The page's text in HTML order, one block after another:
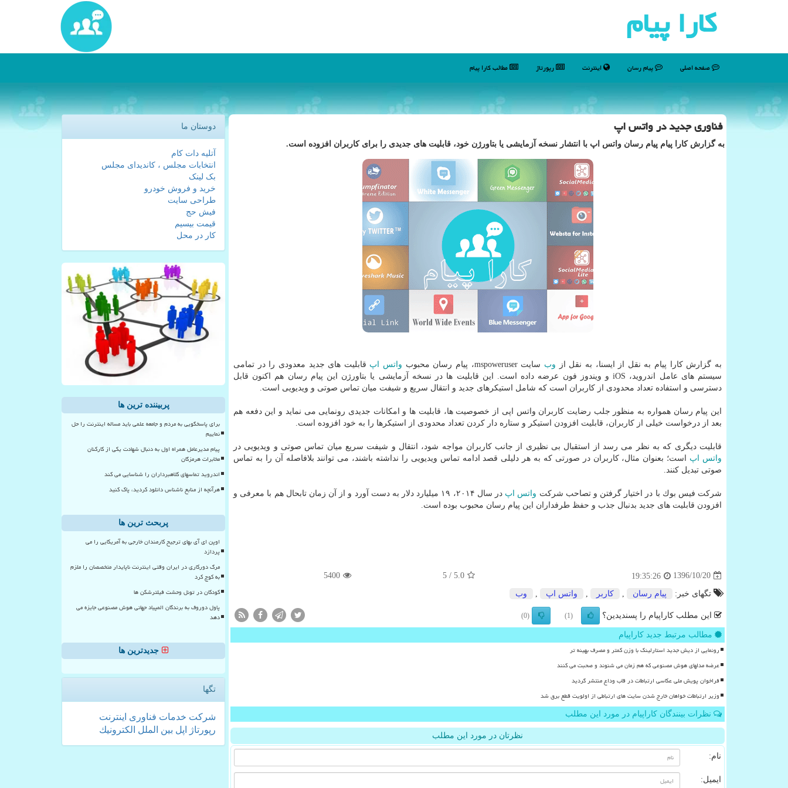
كارا پیام
صفحه اصلی پیام رسان اینترنت رپورتاژ مطالب كارا پیام
فناوری جدید در واتس اپ
به گزارش كارا پیام پیام رسان واتس اپ با انتشار نسخه آزمایشی یا بتاورژن خود، قابلیت های جدیدی را برای كاربران افزوده است.
به گزارش كارا پیام به نقل از ایسنا، به نقل از وب سایت mspoweruser، پیام رسان محبوب واتس اپ قابلیت های جدید معدودی را در تمامی
سیستم های عامل اندروید، iOS و ویندوز فون عرضه داده است. این قابلیت ها در نسخه آزمایشی یا بتاورژن این پیام رسان هم اكنون قابل
دسترسی و استفاده تعداد محدودی از كاربران است كه شامل استیكرهای جدید و انتقال سریع و شیفت میان تماس صوتی و ویدیویی است.
این پیام رسان همواره به منظور جلب رضایت كاربران واتس اپی از خصوصیت ها، قابلیت ها و امكانات جدیدی رونمایی می نماید و این دفعه هم
بعد از درخواست خیلی از كاربران، قابلیت افزودن استیكر و ستاره دار كردن تعداد محدودی از استیكرها را به خود افزوده است.
قابلیت دیگری كه به نظر می رسد از استقبال بی نظیری از جانب كاربران مواجه شود، انتقال و شیفت سریع میان تماس صوتی و ویدیویی در
واتس اپ است؛ بعنوان مثال، كاربران در صورتی كه به هر دلیلی قصد ادامه تماس ویدیویی را نداشته باشند، می توانند بلافاصله آن را به تماس
صوتی تبدیل كنند.
شركت فیس بوك با در اختیار گرفتن و تصاحب شركت واتس اپ
در سال ۲۰۱۴، ۱۹ میلیارد دلار به دست آورد و از آن زمان تابحال هم با معرفی و
افزودن قابلیت های جدید بدنبال جذب و حفظ طرفداران این پیام رسان محبوب بوده است.
1396/10/20
19:35:26
5.0
/ 5
5400
تگهای خبر: پیام رسان كاربر واتس اپ وب
این مطلب کاراپیام را پسندیدین؟ (1)
(0)
مطالب مرتبط جدید کاراپیام
رونمایی از دیش جدید استارلینک با وزن کمتر و مصرف بهینه تر
عرضه مدلهای هوش مصنوعی که هم زمان می شنوند و صحبت می کنند
فراخوان پویش ملی عکاسی ارتباطات در قاب وداع منتشر گردید
وزیر ارتباطات خواهان خارج شدن سایت های ارتباطی از اولویت قطع برق شد
نظرات بینندگان کاراپیام در مورد این مطلب
نظرتان در مورد این مطلب
نام:
ایمیل:
دوستان ما
آتلیه دات کام
انتخابات مجلس ، کاندیدای مجلس
بک لینک
خرید و فروش خودرو
طراحی سایت
فیش حج
قیمت بیسیم
کار در محل
پربیننده ترین ها
برای پاسخگویی به مردم و جامعه علمی باید مساله اینترنت را حل
نماییم
پیام مدیرعامل همراه اول به دنبال شهادت یکی از کارکنان
مخابرات هرمزگان
اندروید تماسهای کلاهبرداران را شناسایی می کند
هرآنچه از منابع ناشناس دانلود کردید، پاک کنید
پربحث ترین ها
اوپن ای آی بهای ترجیح کارمندان خارجی به آمریکایی را می
پردازد
مرگ دورکاری در ایران وقتی اینترنت ناپایدار متخصصان را ملزم
به کوچ کرد
کودکان در تونل وحشت فیلترشکن ها
پاول دوروف به برندگان المپیاد جهانی هوش مصنوعی جایزه می
دهد
جدیدترین ها
تگها
شركت خدمات فناوری اینترنت
رپورتاژ
اپل بین الملل الكترونیك